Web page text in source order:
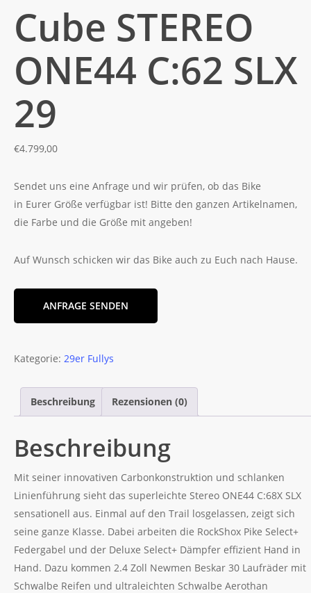
Cube STEREO
ONE44 C:62 SLX
29
€4.799,00
Sendet uns eine Anfrage und wir prüfen, ob das Bike
in Eurer Größe verfügbar ist! Bitte den ganzen Artikelnamen,
die Farbe und die Größe mit angeben!
Auf Wunsch schicken wir das Bike auch zu Euch nach Hause.
ANFRAGE SENDEN
Kategorie: 29er Fullys
Beschreibung Rezensionen (0)
Beschreibung
Mit seiner innovativen Carbonkonstruktion und schlanken
Linienführung sieht das superleichte Stereo ONE44 C:68X SLX
sensationell aus. Einmal auf den Trail losgelassen, zeigt sich
seine ganze Klasse. Dabei arbeiten die RockShox Pike Select+
Federgabel und der Deluxe Select+ Dämpfer effizient Hand in
Hand. Dazu kommen 2.4 Zoll Newmen Beskar 30 Laufräder mit
Schwalbe Reifen und ultraleichten Schwalbe Aerothan